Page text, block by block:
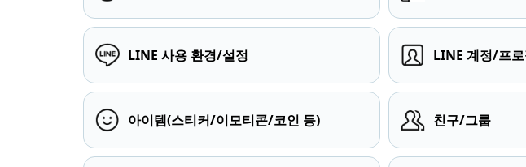
LINE 사용 환경/설정 LINE 계정/프
아이템(스티커/이모티콘/코인 등) 친구/그룹